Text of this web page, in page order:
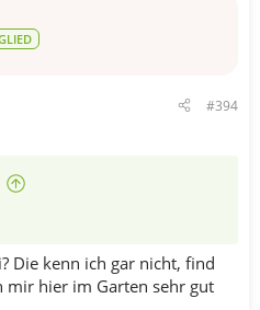
#394
Die kenn ich gar nicht, find
mir hier im Garten sehr gut